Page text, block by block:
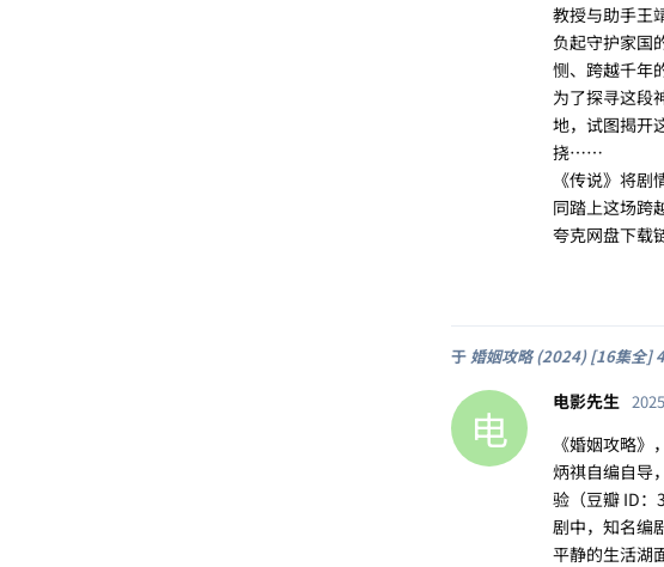
教授与助手王
负起守护家国
恻、跨越千年
为了探寻这段
地，试图揭开
挠……
《传说》将
同踏上这场跨
夸克网盘下载
于婚姻攻略 (2024) [16集全]
电 电影先生
《婚姻攻略
炳祺自编自导
验（豆瓣 ID：
剧中，知名编
平静的生活湖